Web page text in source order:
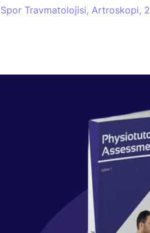
Travmatolojisi, Artroskopi,